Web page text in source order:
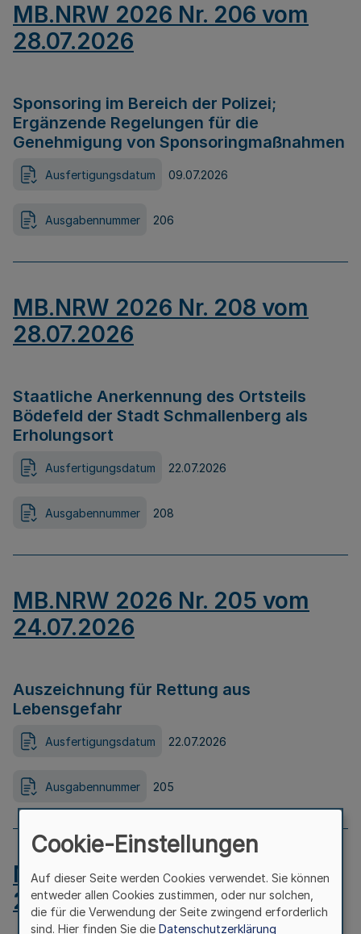
MB.NRW 2026 Nr. 206 vom
28.07.2026
Sponsoring im Bereich der Polizei;
Ergänzende Regelungen für die
Genehmigung von Sponsoringmaßnahmen
Ausfertigungsdatum 09.07.2026
Ausgabennummer 206
MB.NRW 2026 Nr. 208 vom
28.07.2026
Staatliche Anerkennung des Ortsteils
Bödefeld der Stadt Schmallenberg als
Erholungsort
Ausfertigungsdatum 22.07.2026
Ausgabennummer 208
MB.NRW 2026 Nr. 205 vom
24.07.2026
Auszeichnung für Rettung aus
Lebensgefahr
Ausfertigungsdatum 22.07.2026
Ausgabennummer 205
MB.NRW 2026 Nr. 204 vom
24.07.2026
Cookie-Einstellungen
Auf dieser Seite werden Cookies verwendet. Sie können
entweder allen Cookies zustimmen, oder nur solchen,
die für die Verwendung der Seite zwingend erforderlich
sind. Hier finden Sie die Datenschutzerklärung